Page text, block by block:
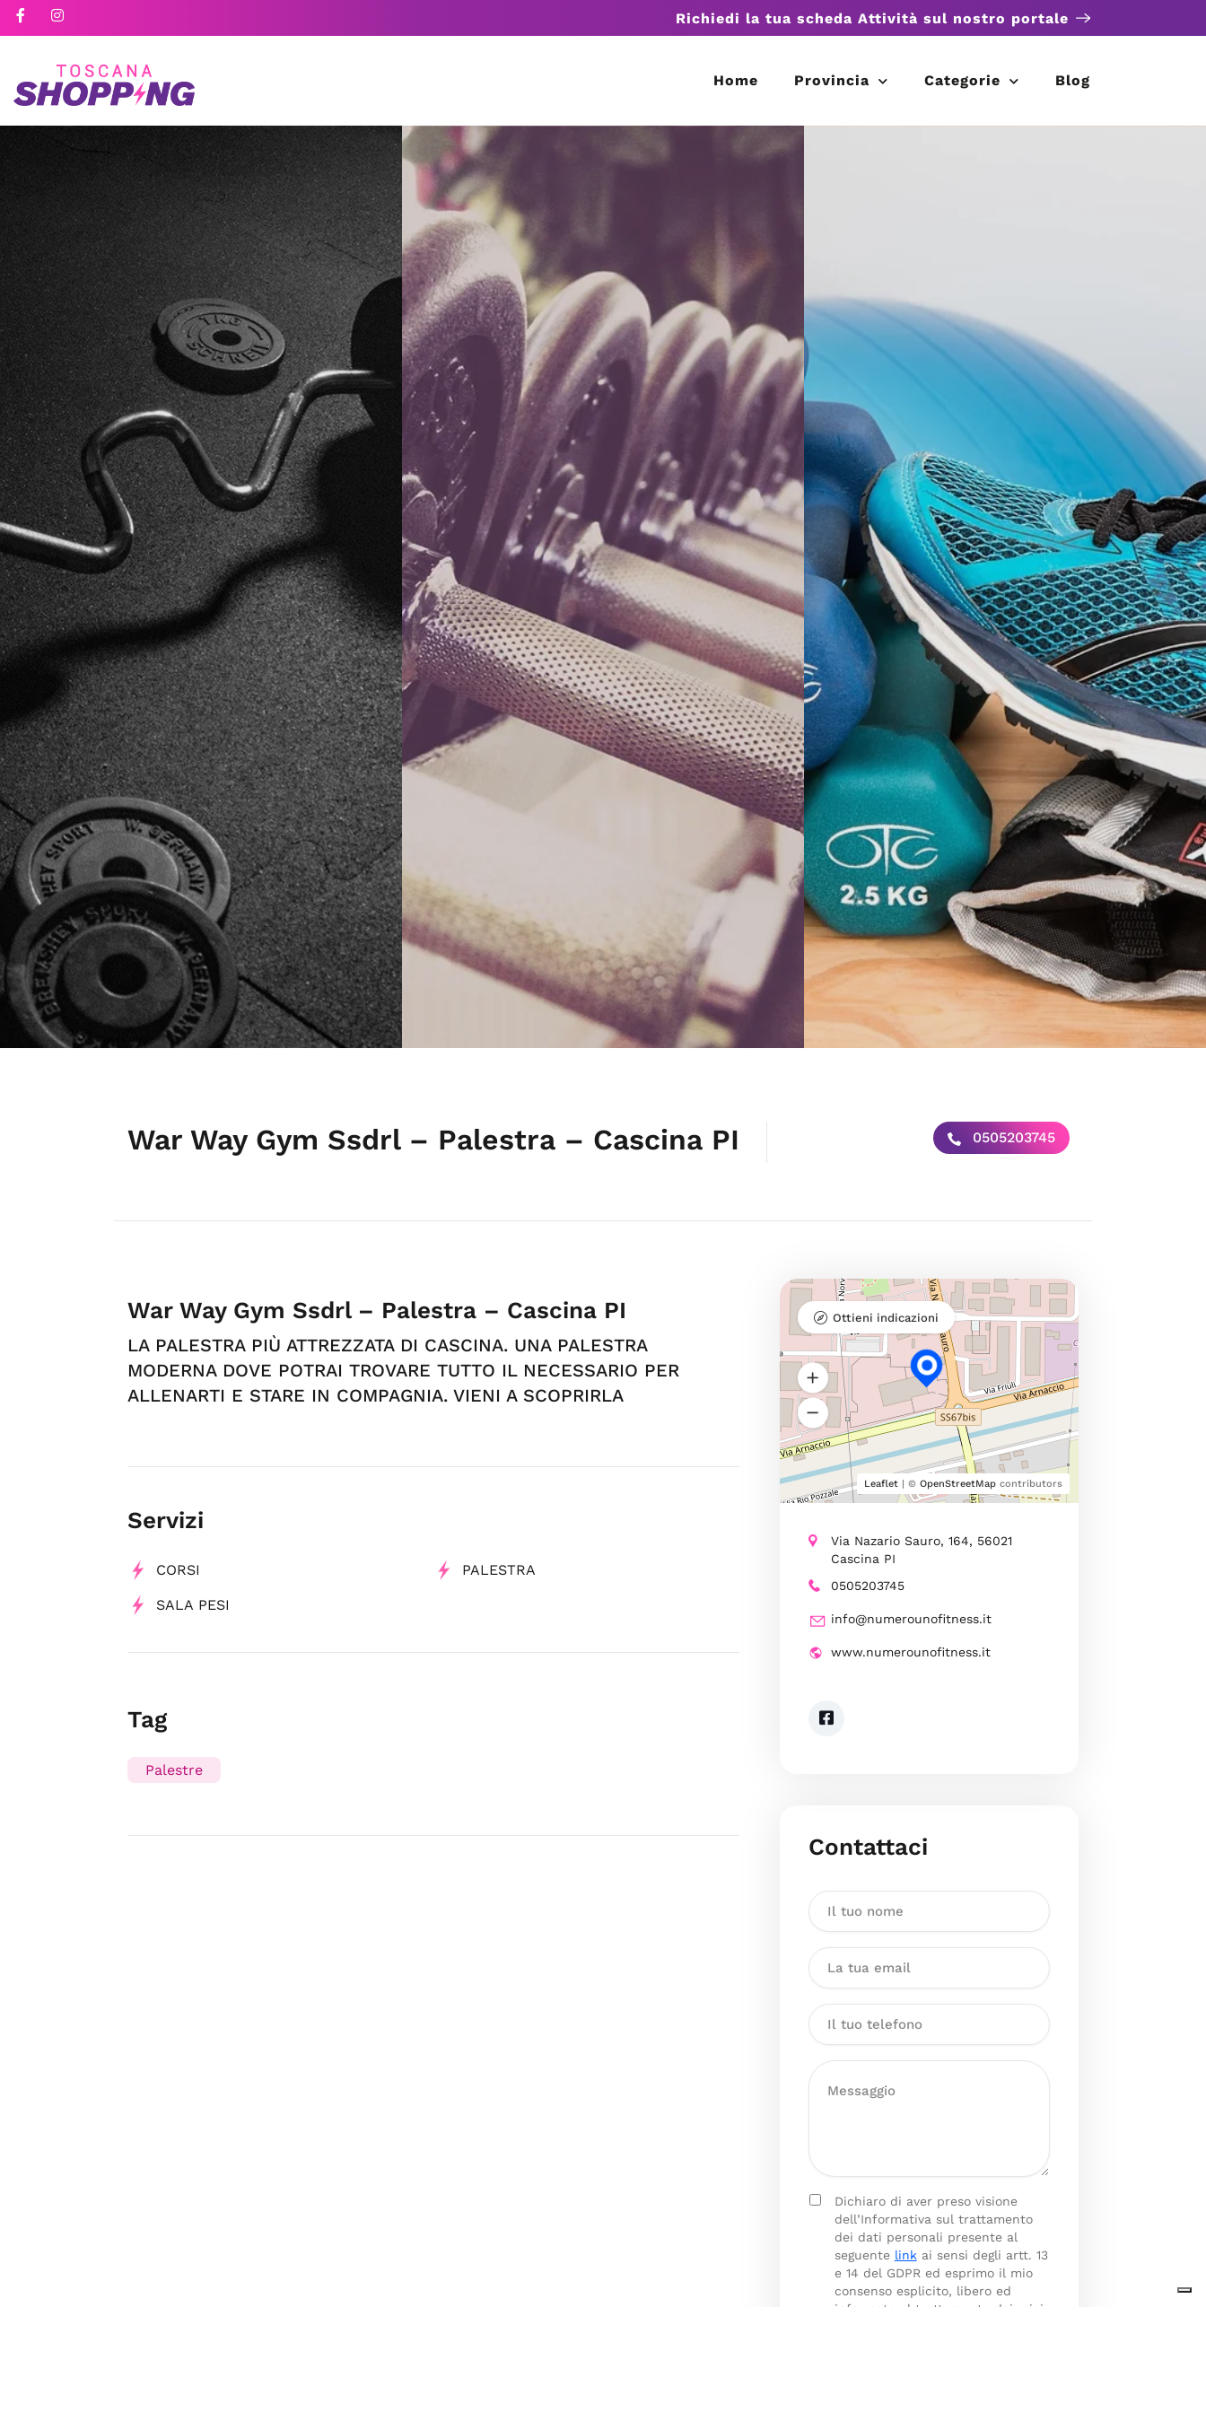
Richiedi la tua scheda Attività sul nostro portale
Home Provincia Categorie Blog
War Way Gym Ssdrl – Palestra – Cascina PI 0505203745
War Way Gym Ssdrl – Palestra – Cascina PI
LA PALESTRA PIÙ ATTREZZATA DI CASCINA. UNA PALESTRA
MODERNA DOVE POTRAI TROVARE TUTTO IL NECESSARIO PER
ALLENARTI E STARE IN COMPAGNIA. VIENI A SCOPRIRLA
Servizi
CORSI PALESTRA
SALA PESI
Tag
Palestre
Leaflet| © OpenStreetMapcontributors
Ottieni indicazioni
Via Nazario Sauro, 164, 56021
Cascina PI
0505203745
info@numerounofitness.it
www.numerounofitness.it
Contattaci
Dichiaro di aver preso visione
dell’Informativa sul trattamento
dei dati personali presente al
seguente linkai sensi degli artt. 13
e 14 del GDPR ed esprimo il mio
consenso esplicito, libero ed
informato al trattamento dei miei